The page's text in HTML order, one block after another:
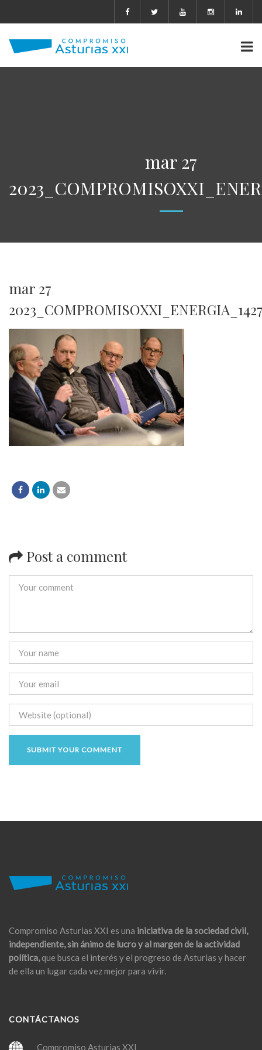
mar 27
mar 27
Post a comment
Compromiso Asturias XXI es una iniciativa de la sociedad civil,
independiente, sin ánimo de lucro y al margen de la actividad
política,que busca el interés y el progreso de Asturias y hacer
de ella un lugar cada vez mejor para vivir.
CONTÁCTANOS
Compromiso Asturias XXI